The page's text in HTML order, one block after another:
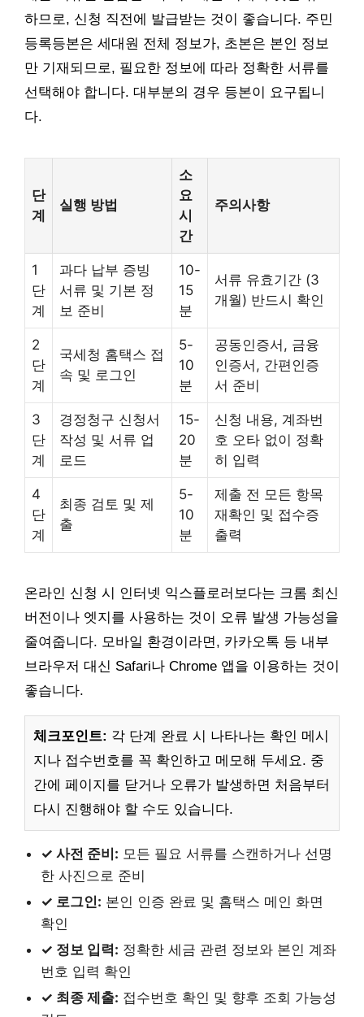
하므로, 신청 직전에 발급받는 것이 좋습니다. 주민
등록등본은 세대원 전체 정보가, 초본은 본인 정보
만 기재되므로, 필요한 정보에 따라 정확한 서류를
선택해야 합니다. 대부분의 경우 등본이 요구됩니
다.
단
계
실행 방법
소
요
시
간
주의사항
1
단
계
과다 납부 증빙
서류 및 기본 정
보 준비
10-
15
분
서류 유효기간 (3
개월) 반드시 확인
2
단
계
국세청 홈택스 접
속 및 로그인
5-
10
분
공동인증서, 금융
인증서, 간편인증
서 준비
3
단
계
경정청구 신청서
작성 및 서류 업
로드
15-
20
분
신청 내용, 계좌번
호 오타 없이 정확
히 입력
4
단
계
최종 검토 및 제
출
5-
10
분
제출 전 모든 항목
재확인 및 접수증
출력
온라인 신청 시 인터넷 익스플로러보다는 크롬 최신
버전이나 엣지를 사용하는 것이 오류 발생 가능성을
줄여줍니다. 모바일 환경이라면, 카카오톡 등 내부
브라우저 대신 Safari나 Chrome 앱을 이용하는 것이
좋습니다.
체크포인트: 각 단계 완료 시 나타나는 확인 메시
지나 접수번호를 꼭 확인하고 메모해 두세요. 중
간에 페이지를 닫거나 오류가 발생하면 처음부터
다시 진행해야 할 수도 있습니다.
✓ 사전 준비: 모든 필요 서류를 스캔하거나 선명
한 사진으로 준비
✓ 로그인: 본인 인증 완료 및 홈택스 메인 화면
확인
✓ 정보 입력: 정확한 세금 관련 정보와 본인 계좌
번호 입력 확인
✓ 최종 제출: 접수번호 확인 및 향후 조회 가능성